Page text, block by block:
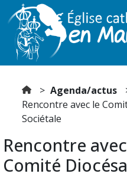
Agenda/actus
Rencontre avec le
Sociétale
Rencontre
Comité